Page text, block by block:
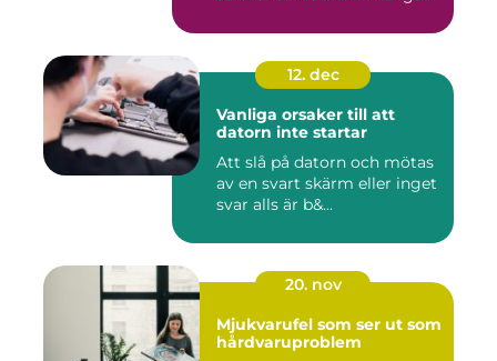
12. dec
Vanliga orsaker till att
datorn inte startar
Att slå på datorn och mötas
av en svart skärm eller inget
svar alls är b&...
20. nov
Mjukvarufel som ser ut som
hårdvaruproblem